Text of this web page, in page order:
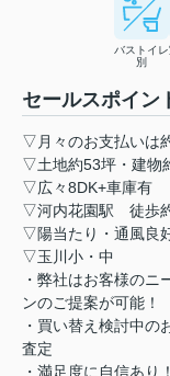
バストイレ
別
セールスポイン
▽月々のお支払いは
▽土地約53坪・建物
▽広々8DK+車庫有
▽河内花園駅 徒歩
▽陽当たり・通風良
▽玉川小・中
・弊社はお客様のニ
ンのご提案が可能！
・買い替え検討中
査定
・満足度に自信あり